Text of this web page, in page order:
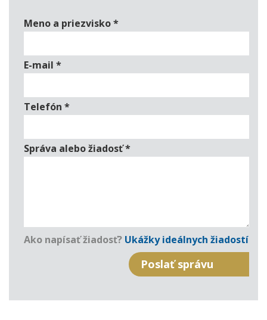
Meno a priezvisko*
E-mail *
Telefón *
Správa alebo žiadosť*
Ako napísať žiadosť? Ukážky ideálnych žiadostí